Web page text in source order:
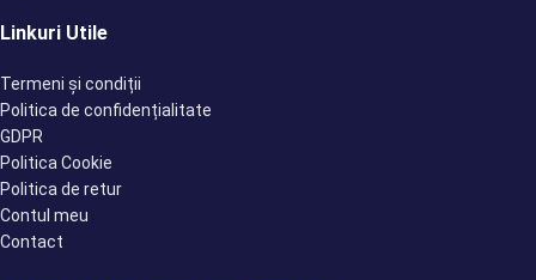
Linkuri Utile
Termeni și condiții
Politica de confidențialitate
GDPR
Politica Cookie
Politica de retur
Contul meu
Contact